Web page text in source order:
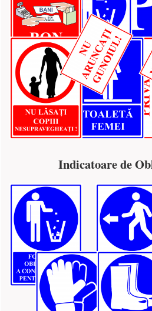
Indicatoare de